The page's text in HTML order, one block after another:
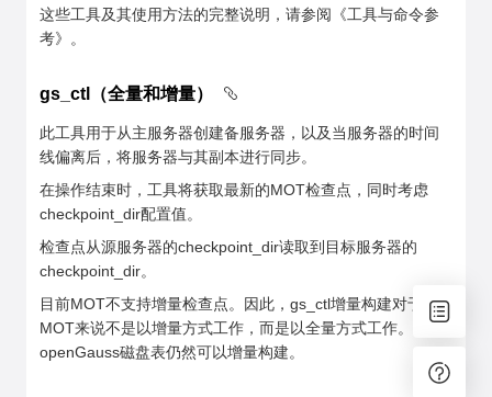
这些工具及其使用方法的完整说明，请参阅《工具与命令参
考》。
gs_ctl（全量和增量）
此工具用于从主服务器创建备服务器，以及当服务器的时间
线偏离后，将服务器与其副本进行同步。
在操作结束时，工具将获取最新的MOT检查点，同时考虑
checkpoint_dir配置值。
检查点从源服务器的checkpoint_dir读取到目标服务器的
checkpoint_dir。
目前MOT不支持增量检查点。因此，gs_ctl增量构建对于
MOT来说不是以增量方式工作，而是以全量方式工作。
openGauss磁盘表仍然可以增量构建。